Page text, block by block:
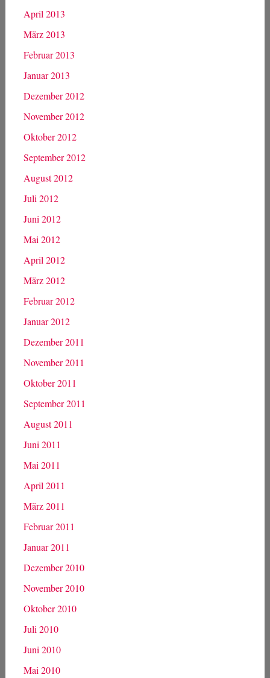
April 2013
März 2013
Februar 2013
Januar 2013
Dezember 2012
November 2012
Oktober 2012
September 2012
August 2012
Juli 2012
Juni 2012
Mai 2012
April 2012
März 2012
Februar 2012
Januar 2012
Dezember 2011
November 2011
Oktober 2011
September 2011
August 2011
Juni 2011
Mai 2011
April 2011
März 2011
Februar 2011
Januar 2011
Dezember 2010
November 2010
Oktober 2010
Juli 2010
Juni 2010
Mai 2010